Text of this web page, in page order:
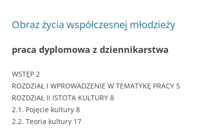
Obraz życia współczesnej młodzieży
praca dyplomowa z dziennikarstwa
WSTĘP 2
ROZDZIAŁ I WPROWADZENIE W TEMATYKĘ PRACY 5
ROZDZIAŁ II ISTOTA KULTURY 8
2.1. Pojęcie kultury 8
2.2. Teoria kultury 17